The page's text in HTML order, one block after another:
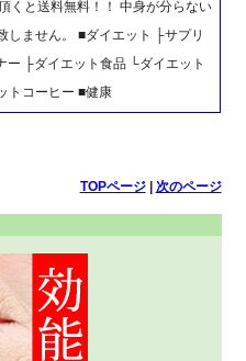
くと送料無料！！ 中身が分らない
しません。 ■ダイエット ├サプリ
├ダイエット食品 └ダイエット
コーヒー ■健康
TOPページ| 次のページ